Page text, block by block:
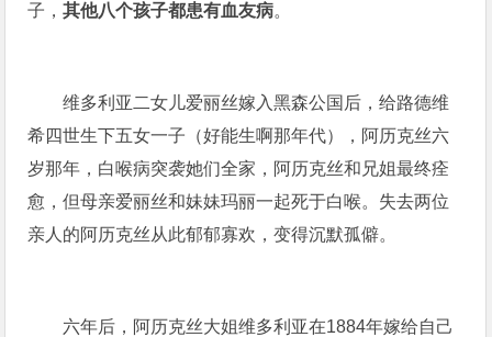
子，其他八个孩子都患有血友病。
维多利亚二女儿爱丽丝嫁入黑森公国后，给路德维
希四世生下五女一子（好能生啊那年代），阿历克丝六
岁那年，白喉病突袭她们全家，阿历克丝和兄姐最终痊
愈，但母亲爱丽丝和妹妹玛丽一起死于白喉。失去两位
亲人的阿历克丝从此郁郁寡欢，变得沉默孤僻。
六年后，阿历克丝大姐维多利亚在1884年嫁给自己